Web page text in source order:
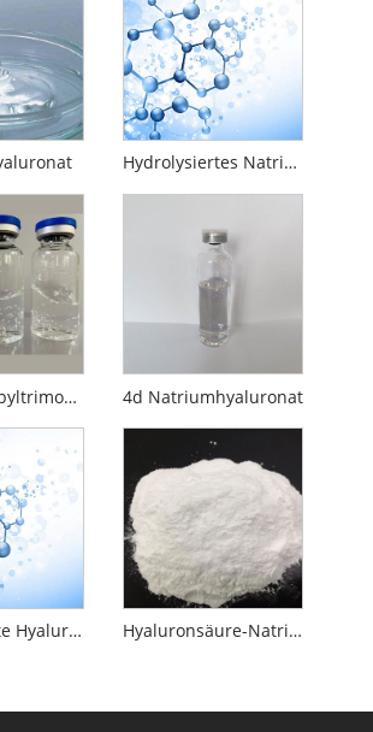
Hydrolysiertes Natriumhyaluronat
Hydroxypropyltrimoniumhyaluronat 4d Natriumhyaluronat
Hydrolysierte Hyaluronsäure Hyaluronsäure-Natriumsalz